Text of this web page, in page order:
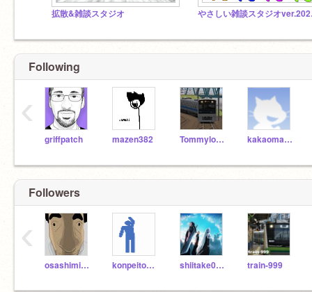
拡散&雑談スタジオ や
Following
griffpatch mazen382 Tommylongeyelashes kakaomame
‹
Followers
osashimitaro konpeitoosashimi shiitake0715 train-999
‹